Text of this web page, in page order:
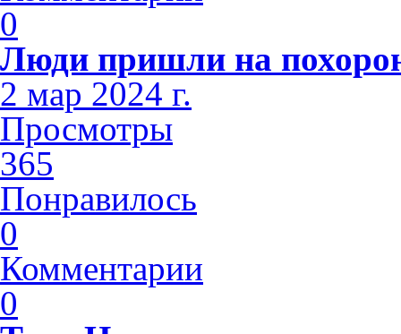
0
Люди пришли на
2 мар 2024 г.
Просмотры
365
Понравилось
0
Комментарии
0